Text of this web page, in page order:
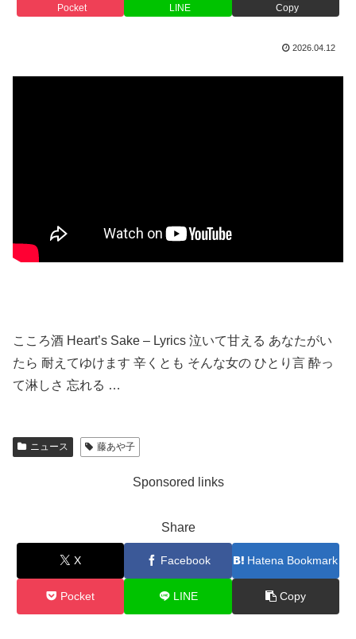
Pocket LINE Copy
2026.04.12
こころ酒 Heart’s Sake – Lyrics 泣いて甘える あなたがい
たら 耐えてゆけます 辛くとも そんな女の ひとり言 酔っ
て淋しさ 忘れる …
ニュース 藤あや子
Sponsored links
Share
X Facebook Hatena Bookmark
Pocket LINE Copy